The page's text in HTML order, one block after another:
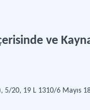
ve
5/20, 19 L 1310/6 Mayıs